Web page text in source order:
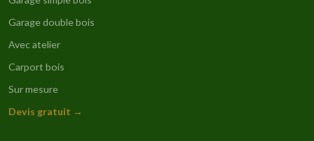
Garage double bois
Avec atelier
Carport bois
Sur mesure
Devis gratuit →